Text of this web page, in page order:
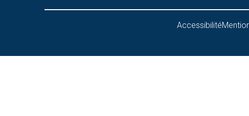
Accessibilité